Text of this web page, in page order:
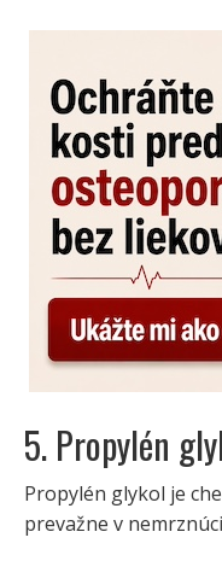
5. Propylén
Propylén glykol je
prevažne v